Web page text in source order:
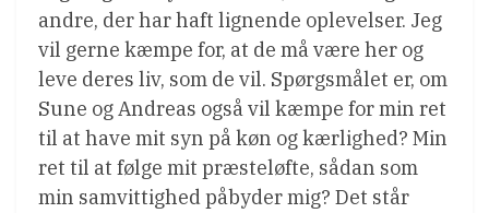
andre, der har haft lignende oplevelser. Jeg
vil gerne kæmpe for, at de må være her og
leve deres liv, som de vil. Spørgsmålet er, om
Sune og Andreas også vil kæmpe for min ret
til at have mit syn på køn og kærlighed? Min
ret til at følge mit præsteløfte, sådan som
min samvittighed påbyder mig? Det står